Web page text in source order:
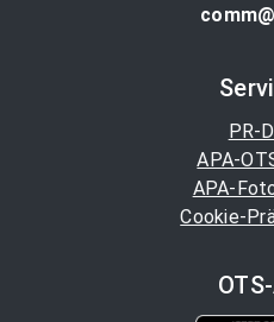
PR-
APA-
APA-
Cookie-